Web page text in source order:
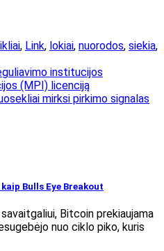
, Link, lokiai, nuorodos, siekia,
institucijos
(MPI) licenciją
mirksi pirkimo signalas
Bulls Eye Breakout
Bitcoin prekiaujama
nuo ciklo piko, kuris